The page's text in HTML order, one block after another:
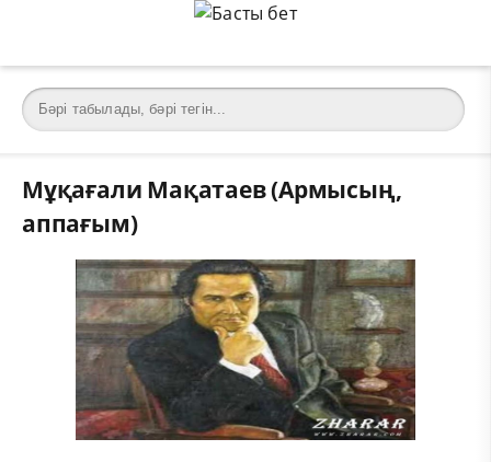
Мұқағали Мақатаев (Армысың,
аппағым)